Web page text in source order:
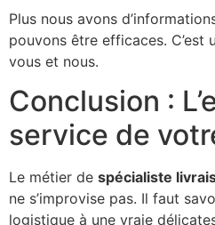
Plus nous avons
pouvons être efficaces. C’est
vous et nous.
Conclusion :
service de
Le métier de spécialiste
ne s’improvise pas. Il faut
logistique à une vraie